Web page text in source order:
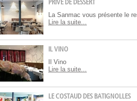
PRIVÉ DE DESSERT
La Sanmac vous présente le
Lire la suite...
IL VINO
Il Vino
Lire la suite...
LE COSTAUD DES BATIGNOLLES